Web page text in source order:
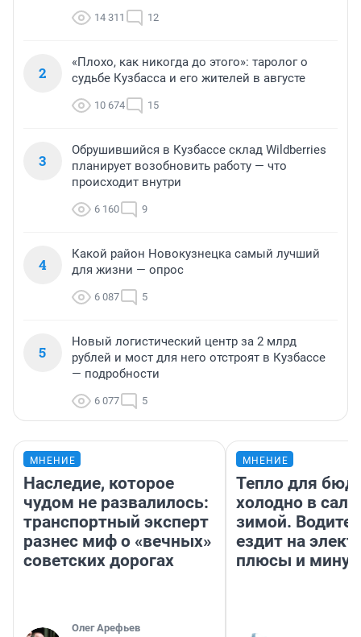
14 311 12
2
«Плохо, как никогда до этого»: таролог о
судьбе Кузбасса и его жителей в августе
10 674 15
3
Обрушившийся в Кузбассе склад Wildberries
планирует возобновить работу — что
происходит внутри
6 160 9
4
Какой район Новокузнецка самый лучший
для жизни — опрос
6 087 5
5
Новый логистический центр за 2 млрд
рублей и мост для него отстроят в Кузбассе
— подробности
6 077 5
МНЕНИЕ
Наследие, которое
чудом не развалилось:
транспортный эксперт
разнес миф о «вечных»
советских дорогах
Олег Арефьев
МНЕНИЕ
Тепло для
холодно в
зимой.
ездит на
плюсы и